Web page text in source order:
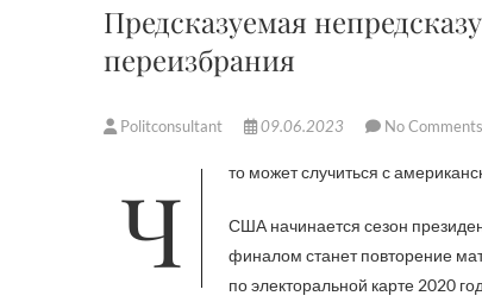
Предсказуемая
переизбрания
Politconsultant 09.06.2023 No Comments
Что может случиться с
США начинается сезон
финалом станет повторение
по электоральной карте 2020